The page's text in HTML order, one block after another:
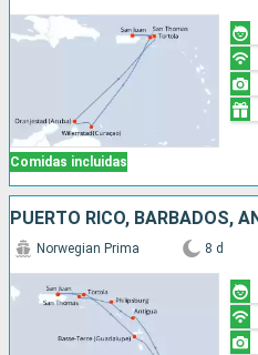
Comidas incluidas
Norwegian Prima 8 d